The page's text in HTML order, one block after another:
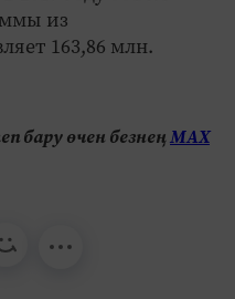
из
163,86 млн.
бару өчен безнеңМАХ